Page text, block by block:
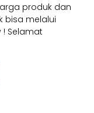
produk dan
bisa melalui
! Selamat